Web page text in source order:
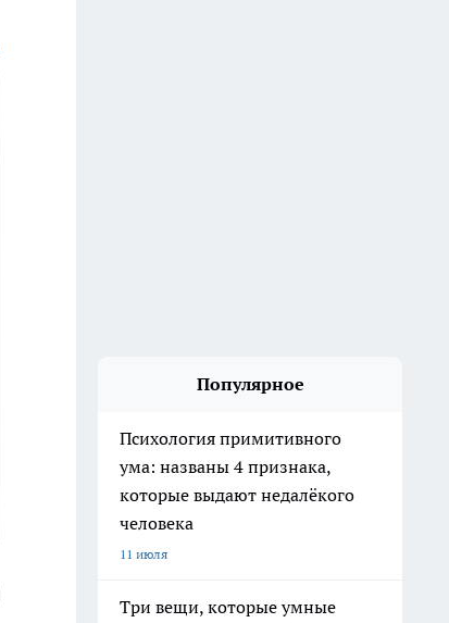
Популярное
Психология примитивного
ума: названы 4 признака,
которые выдают недалёкого
человека
11 июля
Три вещи, которые умные